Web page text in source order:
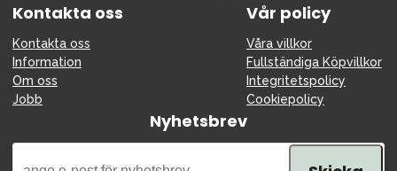
Kontakta oss
Kontakta oss
Information
Om oss
Jobb
Vår policy
Våra villkor
Fullständiga Köpvillkor
Integritetspolicy
Cookiepolicy
Nyhetsbrev
Sol och bad
Guider
Kontakta oss
Uthyrning Vår butik